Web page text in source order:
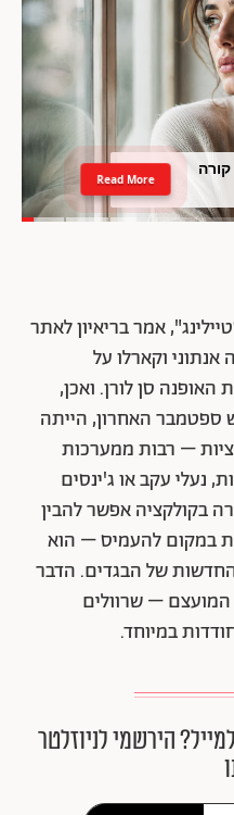
Read More
אמר בריאיון לאתר
וקארלו על
סן לורן. ואכן,
ספטמבר האחרון, הייתה
– רבות ממערכות
נעלי עקב או ג'ינסים
בקולקציה אפשר להבין
במקום להעמיס – הוא
של הבגדים. הדבר
– שרוולים
במיוחד.
הירשמי לניוזלטר